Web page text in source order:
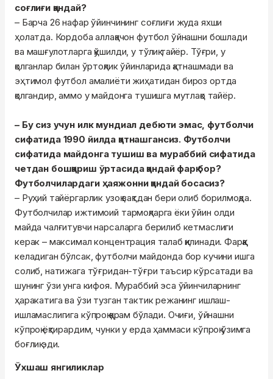
соғлиғи қандай?
– Барча 26 нафар ўйинчининг соғлиғи жуда яхши
ҳолатда. Кордоба аллақачон футбол ўйнашни бошлади
ва машғулотларга қўшилди, у тўлиқ тайёр. Тўғри, у
қолганлар билан ўртоқлик ўйинларида қатнашмади ва
эҳтимол футбол амалиёти жиҳатидан бироз ортда
қолгандир, аммо у майдонга тушишга мутлақо тайёр.
– Бу сиз учун илк мундиал дебюти эмас, футболчи
сифатида 1990 йилда қатнашгансиз. Футболчи
сифатида майдонга тушиш ва мураббий сифатида
четдан бошқариш ўртасида қандай фарқ бор?
Футболчилардаги ҳаяжонни қандай босасиз?
– Руҳий тайёргарлик узоқ вақтдан бери олиб борилмоқда.
Футболчилар ижтимоий тармоқларга ёки ўйин олди
майда чалғитувчи нарсаларга берилиб кетмаслиги
керак – максимал концентрация талаб қилинади. Фарққа
келадиган бўлсак, футболчи майдонда бор кучини ишга
солиб, натижага тўғридан-тўғри таъсир кўрсатади ва
шунинг ўзи унга кифоя. Мураббий эса ўйинчиларнинг
ҳаракатига ва ўзи тузган тактик режанинг ишлаш-
ишламаслигига кўпроқ қарам бўлади. Очиғи, ўйнашни
кўпроқ ёқтирардим, чунки у ерда ҳаммаси кўпроқ ўзимга
боғлиқ эди.
Ўхшаш янгиликлар